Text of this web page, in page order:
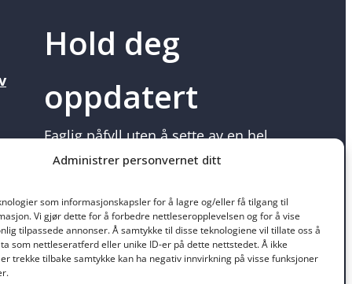
Administrer personvernet ditt
som informasjonskapsler for å lagre og/eller få tilgang til
Vi gjør dette for å forbedre nettleseropplevelsen og for å vise
tilpassede annonser. Å samtykke til disse teknologiene vil tillate oss å
som nettleseratferd eller unike ID-er på dette nettstedet. Å ikke
trekke tilbake samtykke kan ha negativ innvirkning på visse funksjoner
Hold deg
oppdatert
Faglig påfyll uten å sette av en hel
kursdag.
bransjen.
Les mer om Bransjenytt webinar